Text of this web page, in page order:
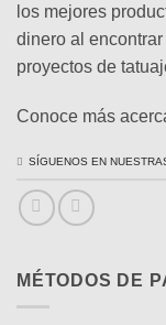
los mejores
dinero al
proyectos de
Conoce más
SÍGUENOS EN
MÉTODOS DE